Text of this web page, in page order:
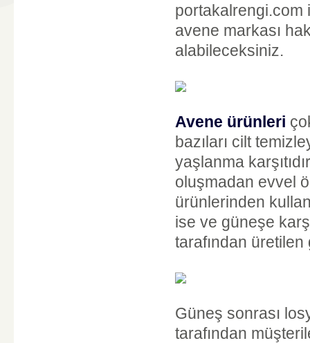
portakalrengi.com
avene markası
alabileceksiniz.
Avene ürünleri
bazıları cilt
yaşlanma
oluşmadan evvel
ürünlerinden
ise ve güneşe
tarafından
Güneş sonrası
tarafından